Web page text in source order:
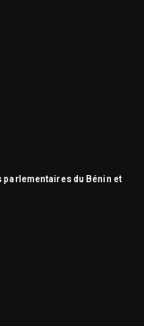
parlementaires du Bénin et